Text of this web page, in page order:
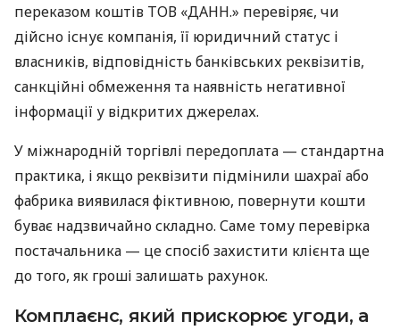
переказом коштів ТОВ «ДАНН.» перевіряє, чи
дійсно існує компанія, її юридичний статус і
власників, відповідність банківських реквізитів,
санкційні обмеження та наявність негативної
інформації у відкритих джерелах.
У міжнародній торгівлі передоплата — стандартна
практика, і якщо реквізити підмінили шахраї або
фабрика виявилася фіктивною, повернути кошти
буває надзвичайно складно. Саме тому перевірка
постачальника — це спосіб захистити клієнта ще
до того, як гроші залишать рахунок.
Комплаєнс, який прискорює угоди, а